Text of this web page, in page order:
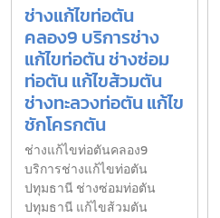
ช่างแก้ไขท่อตัน
คลอง9 บริการช่าง
แก้ไขท่อตัน ช่างซ่อม
ท่อตัน แก้ไขส้วมตัน
ช่างทะลวงท่อตัน แก้ไข
ชักโครกตัน
ช่างแก้ไขท่อตันคลอง9
บริการช่างแก้ไขท่อตัน
ปทุมธานี ช่างซ่อมท่อตัน
ปทุมธานี แก้ไขส้วมตัน